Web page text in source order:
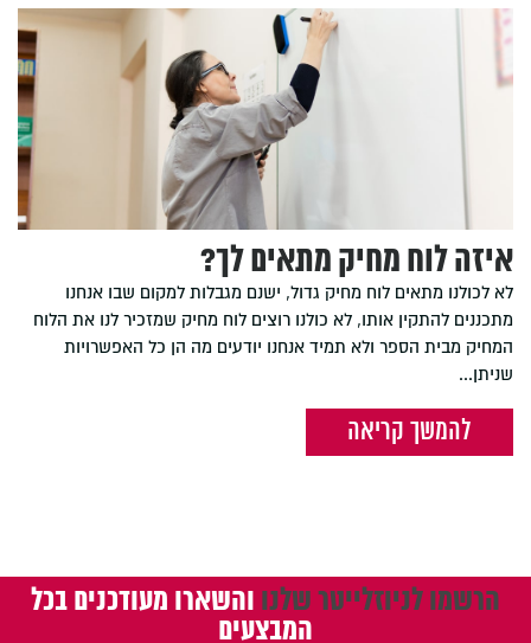
איזה לוח מחיק מתאים לך?
לא לכולנו מתאים לוח מחיק גדול, ישנם מגבלות למקום שבו אנחנו
מתכננים להתקין אותו, לא כולנו רוצים לוח מחיק שמזכיר לנו את הלוח
המחיק מבית הספר ולא תמיד אנחנו יודעים מה הן כל האפשרויות
שניתן...
להמשך קריאה
הרשמו לניוזלייטר שלנו והשארו מעודכנים בכל
המבצעים